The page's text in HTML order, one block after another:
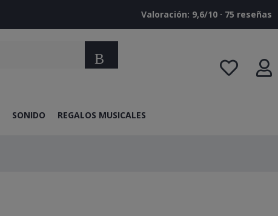
Valoración: 9,6/10 · ‎75 reseñas
Buscar
SONIDO REGALOS MUSICALES